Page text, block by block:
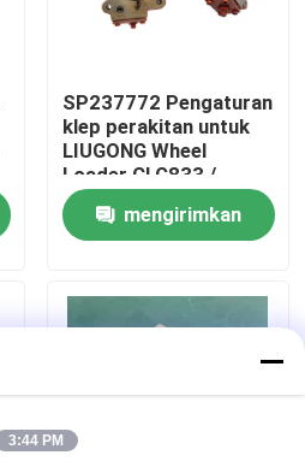
SP237772 Pengaturan
klep perakitan untuk
LIUGONG Wheel
Loader CLG833 /
CLG833H CLG835 /
CLG835H CLG836 /
CLG836H ZL30E /
mengirimkan
3:44 PM